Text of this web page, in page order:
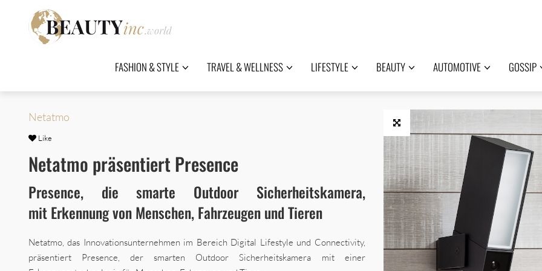
FASHION & STYLE TRAVEL & WELLNESS LIFESTYLE BEAUTY AUTOMOTIVE GOSSIP
Netatmo
Like
Netatmo präsentiert Presence
Presence, die smarte Outdoor Sicherheitskamera,
mit Erkennung von Menschen, Fahrzeugen und Tieren
Netatmo, das Innovationsunternehmen im Bereich Digital Lifestyle und Connectivity,
präsentiert Presence, der smarten Outdoor Sicherheitskamera mit einer